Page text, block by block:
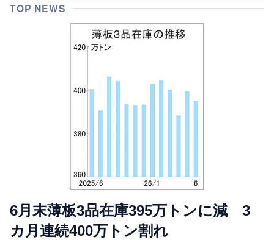
TOP NEWS
6月末薄板3品在庫395万トンに減 3
カ月連続400万トン割れ